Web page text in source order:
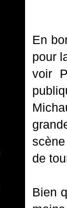
En
pour
voir
de
Bien